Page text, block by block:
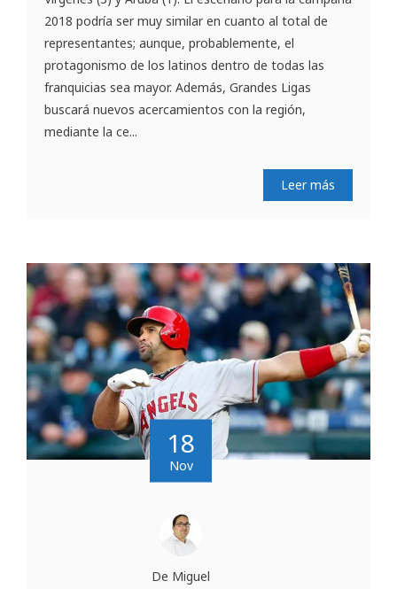
2018 podría ser muy similar en cuanto al total de
representantes; aunque, probablemente, el
protagonismo de los latinos dentro de todas las
franquicias sea mayor. Además, Grandes Ligas
buscará nuevos acercamientos con la región,
mediante la ce...
Leer más
18
Nov
De Miguel